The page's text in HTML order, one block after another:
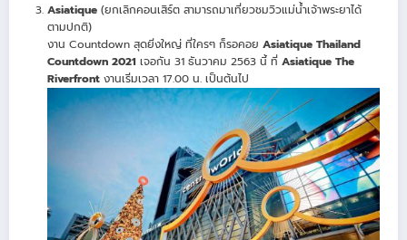
Asiatique (ยกเลิกคอนเสิร์ต สามารถมาเที่ยวชมวิวแม่น้ำเจ้าพระยาได้
ตามปกติ)
งาน Countdown สุดยิ่งใหญ่ ที่ใครๆ ก็รอคอย Asiatique Thailand
Countdown 2021 เจอกัน 31 ธันวาคม 2563 นี้ ที่ Asiatique The
Riverfront งานเริ่มเวลา 17.00 น. เป็นต้นไป